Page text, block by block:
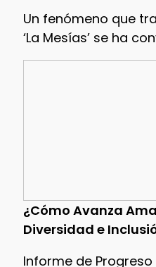
Un fenómeno que
‘La Mesías’ se ha
¿Cómo Avanza
Diversidad e
Informe de Progreso